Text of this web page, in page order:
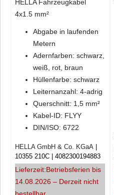
HELLA Fahrzeugkabel
4x1.5 mm²
Abgabe in laufenden
Metern
Adernfarben: schwarz,
weiß, rot, braun
Hüllenfarbe: schwarz
Leiternanzahl: 4-adrig
Querschnitt: 1,5 mm²
Kabel-ID: FLYY
DIN/ISO: 6722
HELLA GmbH & Co. KGaA
10355 210C
4082300194883
Lieferzeit:Betriebsferien bis
14.08.2026 – Derzeit nicht
bestellbar